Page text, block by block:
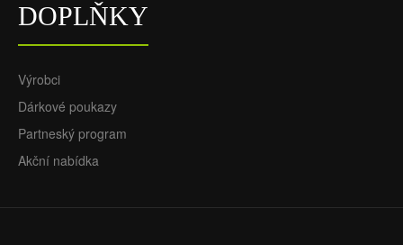
DOPLŇKY
Výrobci
Dárkové poukazy
Partneský program
Akční nabídka